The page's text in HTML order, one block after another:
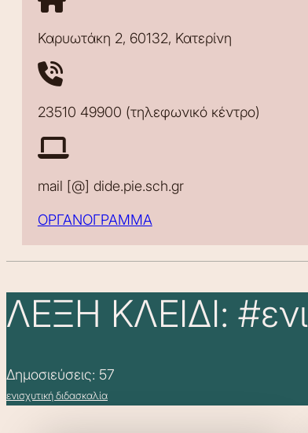
Καρυωτάκη 2, 60132, Κατερίνη
23510 49900 (τηλεφωνικό κέντρο)
mail [@] dide.pie.sch.gr
ΟΡΓΑΝΟΓΡΑΜΜΑ
ΛΕΞΗ ΚΛΕΙΔΙ:
Δημοσιεύσεις: 57
ενισχυτική διδασκαλία